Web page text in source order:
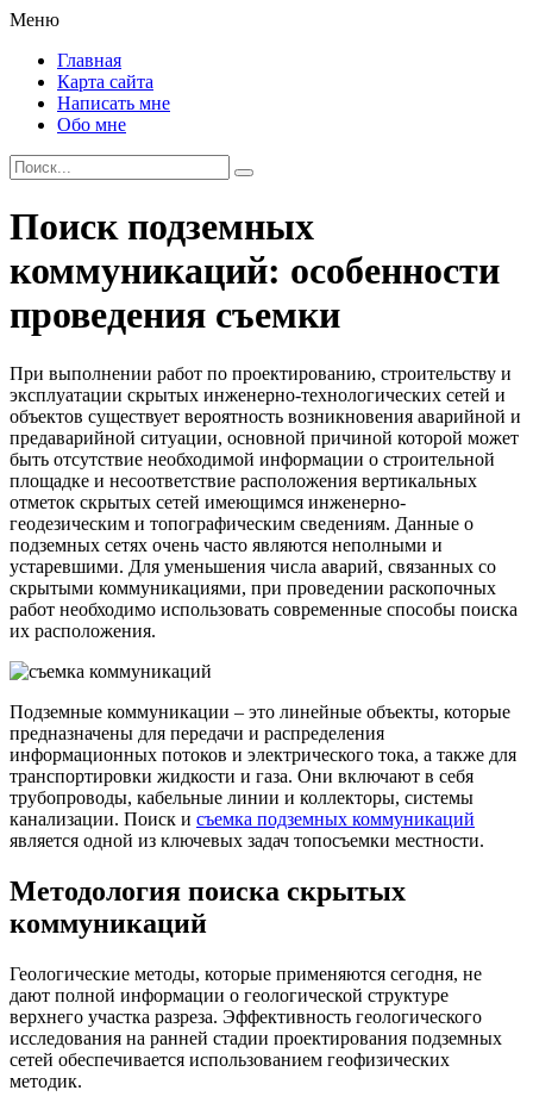
Меню
Главная
Карта сайта
Написать мне
Обо мне
Поиск подземных
коммуникаций: особенности
проведения съемки
При выполнении работ по проектированию, строительству и
эксплуатации скрытых инженерно-технологических сетей и
объектов существует вероятность возникновения аварийной и
предаварийной ситуации, основной причиной которой может
быть отсутствие необходимой информации о строительной
площадке и несоответствие расположения вертикальных
отметок скрытых сетей имеющимся инженерно-
геодезическим и топографическим сведениям. Данные о
подземных сетях очень часто являются неполными и
устаревшими. Для уменьшения числа аварий, связанных со
скрытыми коммуникациями, при проведении раскопочных
работ необходимо использовать современные способы поиска
их расположения.
Подземные коммуникации – это линейные объекты, которые
предназначены для передачи и распределения
информационных потоков и электрического тока, а также для
транспортировки жидкости и газа. Они включают в себя
трубопроводы, кабельные линии и коллекторы, системы
канализации. Поиск и съемка подземных коммуникаций
является одной из ключевых задач топосъемки местности.
Методология поиска скрытых
коммуникаций
Геологические методы, которые применяются сегодня, не
дают полной информации о геологической структуре
верхнего участка разреза. Эффективность геологического
исследования на ранней стадии проектирования подземных
сетей обеспечивается использованием геофизических
методик.